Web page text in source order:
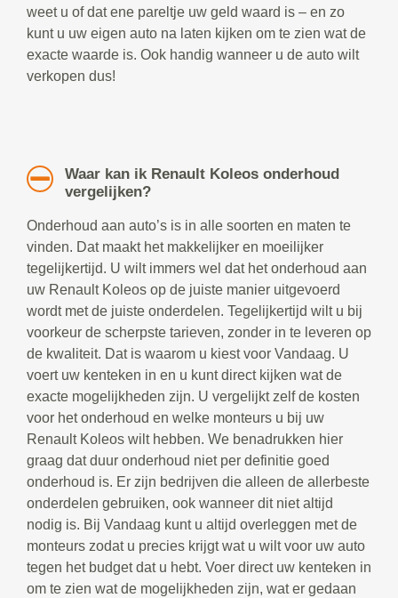
weet u of dat ene pareltje uw geld waard is – en zo
kunt u uw eigen auto na laten kijken om te zien wat de
exacte waarde is. Ook handig wanneer u de auto wilt
verkopen dus!
Waar kan ik Renault Koleos onderhoud
vergelijken?
Onderhoud aan auto’s is in alle soorten en maten te
vinden. Dat maakt het makkelijker en moeilijker
tegelijkertijd. U wilt immers wel dat het onderhoud aan
uw Renault Koleos op de juiste manier uitgevoerd
wordt met de juiste onderdelen. Tegelijkertijd wilt u bij
voorkeur de scherpste tarieven, zonder in te leveren op
de kwaliteit. Dat is waarom u kiest voor Vandaag. U
voert uw kenteken in en u kunt direct kijken wat de
exacte mogelijkheden zijn. U vergelijkt zelf de kosten
voor het onderhoud en welke monteurs u bij uw
Renault Koleos wilt hebben. We benadrukken hier
graag dat duur onderhoud niet per definitie goed
onderhoud is. Er zijn bedrijven die alleen de allerbeste
onderdelen gebruiken, ook wanneer dit niet altijd
nodig is. Bij Vandaag kunt u altijd overleggen met de
monteurs zodat u precies krijgt wat u wilt voor uw auto
tegen het budget dat u hebt. Voer direct uw kenteken in
om te zien wat de mogelijkheden zijn, wat er gedaan